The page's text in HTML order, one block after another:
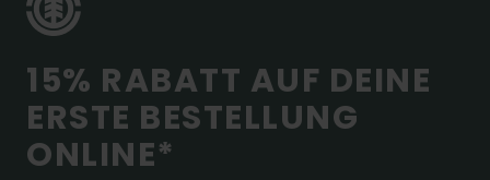
15% RABATT AUF DEINE
ERSTE BESTELLUNG
ONLINE*